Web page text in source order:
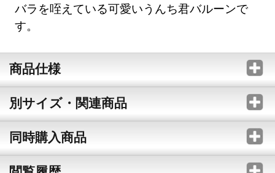
バラを咥えている可愛いうんち君バルーンで
す。
商品仕様
別サイズ・関連商品
同時購入商品